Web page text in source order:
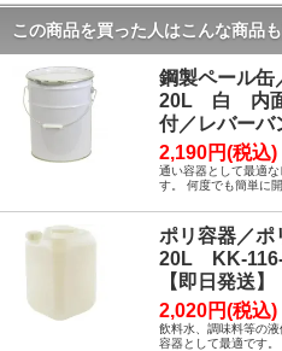
この商品を買った人はこんな商品
鋼製ペール
20L 白 内面
付／レバー
2,190円(税込)
通い容器として最適
す。 何度でも簡単に
ポリ容器／
20L KK-
【即日発送】
2,020円(税込)
飲料水、調味料等の
容器として最適です。